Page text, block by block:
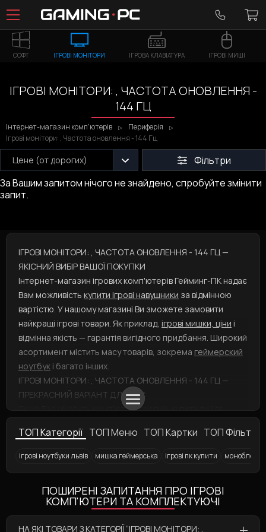
СОФТ ІГРОВІ МОНІТОРИ ІГРОВА КЛАВІАТУРА ІГРОВІ МИШІ
ІГРОВІ МОНІТОРИ: , ЧАСТОТА ОНОВЛЕННЯ -
144 ГЦ
Інтернет-магазин комп'ютерів
Периферія
Ігрові монітори: , Частота оновлення - 144 Гц
Цене (от дорогих)
Фільтри
За Вашим запитом нічого не знайдено, спробуйте змінити
запит.
ІГРОВІ МОНІТОРИ: , ЧАСТОТА ОНОВЛЕННЯ - 144 ГЦ —
ЯКІСНИЙ ВИБІР ВАШОЇ ПОКУПКИ
Інтернет-магазин ігрових комп'ютерів Гейминг-ПК надає
Вам можливість купити ігрові навушники за відмінною
вартістю. У нашому магазині Ви зможете замовити
найкращі ігрові товари. Як приклад, ігрові мишки, ціни і
відмінна якість — гарантія вигідного придбання. Широкий
асортимент містить масу товарів, зокрема геймерский
ноутбук і багато інших.
ІГРОВІ МОНІТОРИ: , ЧАСТОТА ОНОВЛЕННЯ - 144 ГЦ —
ПРЕКРАСНИЙ ВАРІАНТ ДЛЯ ВАС
Якщо Вас цікавитькомп'ютер ігровий, купитивийде,
оплати та доставки. А навушники для геймерів
представлені у різнотипних варіаціях: вибирайте
ТОП Категорії ТОП Меню ТОП Картки ТОП Фільтри
ігрові ноутбуки львів мишка геймерська ігрові пк купити
моноблок
Ігровий комп'ютер
Ігрові ноутбуки Аксесуари для геймерів Ігрова
Ігровий монітор 27%1% Samsung Odyssey G3 S27AG300NI, 144Hz, 1 мс,
Ігрові килимки для миші з гарнатією 24 міс. Ігрові крісла 1STPLAYER
ПОШИРЕНІ ЗАПИТАННЯ ПРО ІГРОВІ
КОМП'ЮТЕРИ ТА КОМПЛЕКТУЮЧІ
НА ЯКІ ТОВАРИ З КАТЕГОРІЇ “ІГРОВІ МОНІТОРИ: ,